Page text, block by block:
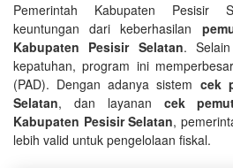
Pemerintah Kabupaten Pesisir
keuntungan dari keberhasilan
Kabupaten Pesisir Selatan.
kepatuhan, program ini
(PAD). Dengan adanya sistem cek
Selatan, dan layanan cek
Kabupaten Pesisir Selatan,
lebih valid untuk pengelolaan fiskal.